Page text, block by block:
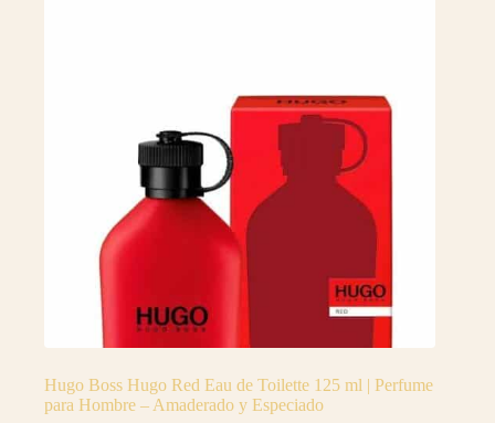
Hugo Boss Hugo Red Eau de Toilette 125 ml | Perfume
para Hombre – Amaderado y Especiado